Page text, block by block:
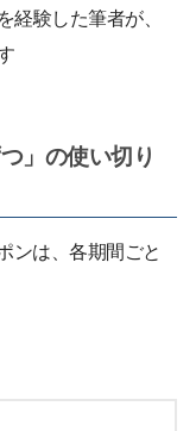
経験した筆者が、
」の使い切り
ンは、各期間ごと